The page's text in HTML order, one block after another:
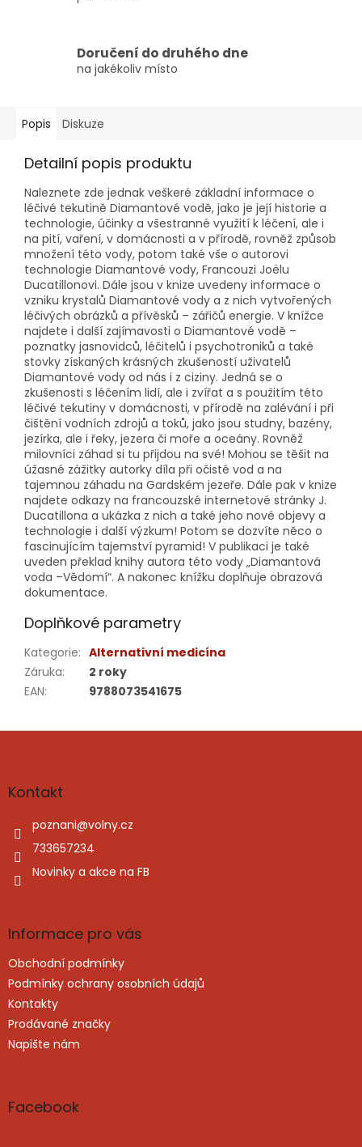
Doručení do druhého dne
na jakékoliv místo
Popis Diskuze
Detailní popis produktu
Naleznete zde jednak veškeré základní informace o
léčivé tekutině Diamantové vodě, jako je její historie a
technologie, účinky a všestranné využití k léčení, ale i
na pití, vaření, v domácnosti a v přírodě, rovněž způsob
množení této vody, potom také vše o autorovi
technologie Diamantové vody, Francouzi Joëlu
Ducatillonovi. Dále jsou v knize uvedeny informace o
vzniku krystalů Diamantové vody a z nich vytvořených
léčivých obrázků a přívěsků – zářičů energie. V knížce
najdete i další zajímavosti o Diamantové vodě –
poznatky jasnovidců, léčitelů i psychotroniků a také
stovky získaných krásných zkušeností uživatelů
Diamantové vody od nás i z ciziny. Jedná se o
zkušenosti s léčením lidí, ale i zvířat a s použitím této
léčivé tekutiny v domácnosti, v přírodě na zalévání i při
čištění vodních zdrojů a toků, jako jsou studny, bazény,
jezírka, ale i řeky, jezera či moře a oceány. Rovněž
milovníci záhad si tu přijdou na své! Mohou se těšit na
úžasné zážitky autorky díla při očistě vod a na
tajemnou záhadu na Gardském jezeře. Dále pak v knize
najdete odkazy na francouzské internetové stránky J.
Ducatillona a ukázka z nich a také jeho nové objevy a
technologie i další výzkum! Potom se dozvíte něco o
fascinujícím tajemství pyramid! V publikaci je také
uveden překlad knihy autora této vody „Diamantová
voda –Vědomí“. A nakonec knížku doplňuje obrazová
dokumentace.
Doplňkové parametry
Kategorie: Alternativní medicína
Záruka:
2 roky
EAN: 9788073541675
Z
aKontakt
poznani@volny.cz
733657234
Novinky a akce na FB
Informace pro vás
Obchodní podmínky
Podmínky ochrany osobních údajů
Kontakty
Prodávané značky
Napište nám
Facebook